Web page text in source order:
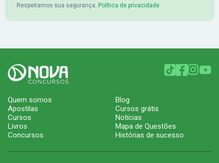
Respeitamos sua segurança. Política de privacidade
Quem somos
Apostilas
Cursos
Livros
Concursos
Blog
Cursos grátis
Notícias
Mapa de Questões
Histórias de sucesso